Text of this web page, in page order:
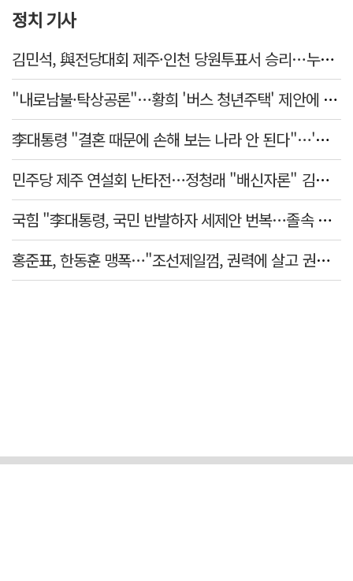
정치 기사
김민석, 與전당대회 제주·인천 당원투표서 승리…누적 득표는 '초박빙'
"내로남불·탁상공론"…황희 '버스 청년주택' 제안에 與 내부서도 쓴소리
李대통령 "결혼 때문에 손해 보는 나라 안 된다"…'결혼 페널티' 22개 손본다
민주당 제주 연설회 난타전…정청래 "배신자론" 김민석 "관리 무능"
국힘 "李대통령, 국민 반발하자 세제안 번복…졸속 국정 즉각 중단"
홍준표, 한동훈 맹폭…"조선제일껌, 권력에 살고 권력에 죽었다"